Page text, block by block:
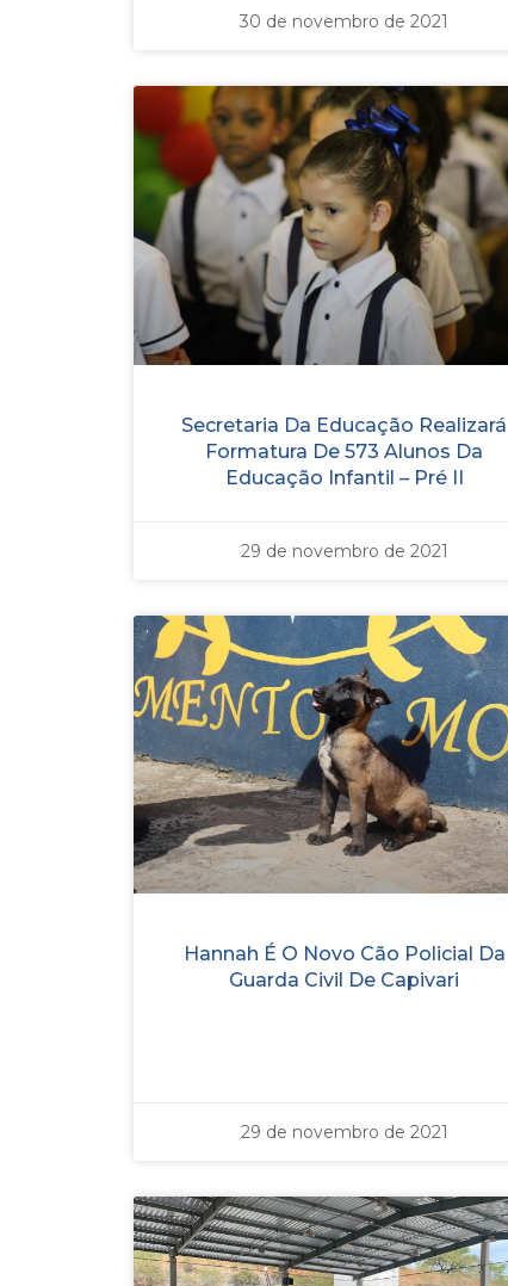
30 de novembro de 2021
Secretaria Da Educação Realizará
Formatura De 573 Alunos Da
Educação Infantil – Pré II
29 de novembro de 2021
Hannah É O Novo Cão Policial Da
Guarda Civil De Capivari
29 de novembro de 2021